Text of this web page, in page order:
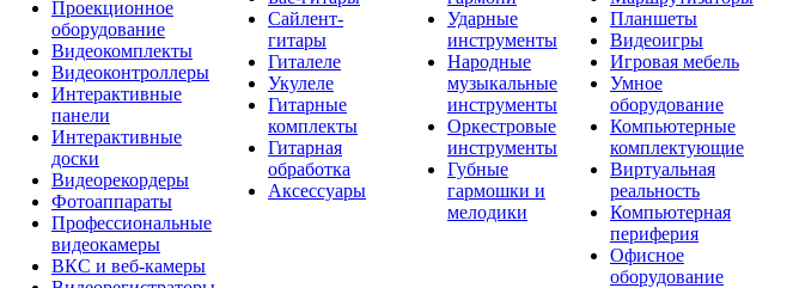
Проекционное
оборудование
Видеокомплекты
Видеоконтроллеры
Интерактивные
панели
Интерактивные
доски
Видеорекордеры
Фотоаппараты
Профессиональные
видеокамеры
ВКС и веб-камеры
Сайлент-
гитары
Гиталеле
Укулеле
Гитарные
комплекты
Гитарная
обработка
Аксессуары
Ударные
инструменты
Народные
музыкальные
инструменты
Оркестровые
инструменты
Губные
гармошки и
мелодики
Планшеты
Видеоигры
Игровая мебель
Умное
оборудование
Компьютерные
комплектующие
Виртуальная
реальность
Компьютерная
периферия
Офисное
оборудование